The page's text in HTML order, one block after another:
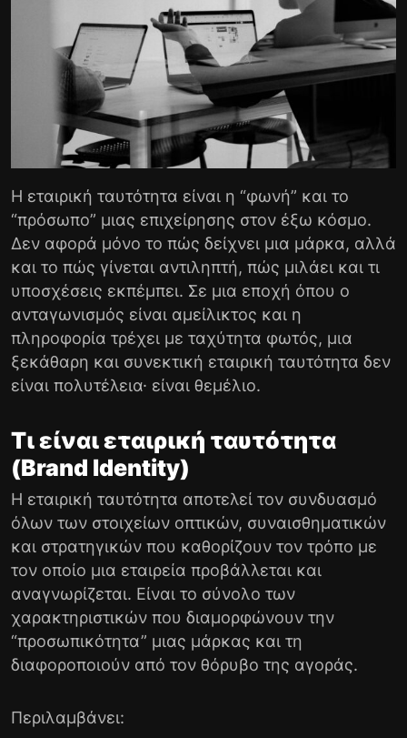
Η εταιρική ταυτότητα είναι η “φωνή” και το
“πρόσωπο” μιας επιχείρησης στον έξω κόσμο.
Δεν αφορά μόνο το πώς δείχνει μια μάρκα, αλλά
και το πώς γίνεται αντιληπτή, πώς μιλάει και τι
υποσχέσεις εκπέμπει. Σε μια εποχή όπου ο
ανταγωνισμός είναι αμείλικτος και η
πληροφορία τρέχει με ταχύτητα φωτός, μια
ξεκάθαρη και συνεκτική εταιρική ταυτότητα δεν
είναι πολυτέλεια· είναι θεμέλιο.
Τι είναι εταιρική ταυτότητα
(Brand Identity)
Η εταιρική ταυτότητα αποτελεί τον συνδυασμό
όλων των στοιχείων οπτικών, συναισθηματικών
και στρατηγικών που καθορίζουν τον τρόπο με
τον οποίο μια εταιρεία προβάλλεται και
αναγνωρίζεται. Είναι το σύνολο των
χαρακτηριστικών που διαμορφώνουν την
“προσωπικότητα” μιας μάρκας και τη
διαφοροποιούν από τον θόρυβο της αγοράς.
Περιλαμβάνει: